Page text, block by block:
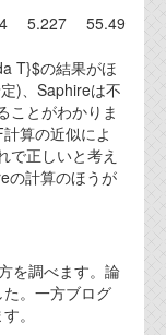
5.227 55.49
T}$の結果がほ
)、Saphireは不
ことがわかりま
算の近似によ
で正しいと考え
の計算のほうが
を調べます。論
。一方ブログ
。